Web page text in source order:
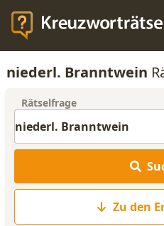
niederl. Branntwein
Rätselfrage
Zu den